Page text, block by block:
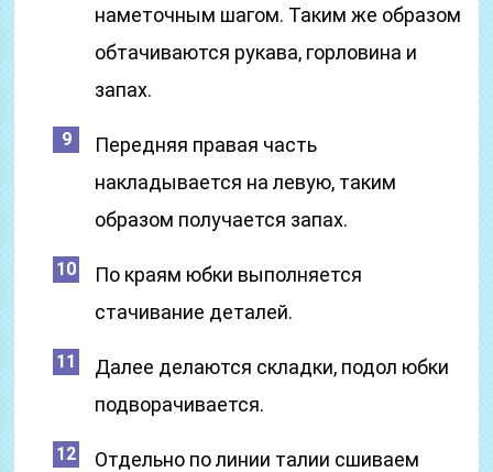
наметочным шагом. Таким же образом
обтачиваются рукава, горловина и
запах.
Передняя правая часть
накладывается на левую, таким
образом получается запах.
По краям юбки выполняется
стачивание деталей.
Далее делаются складки, подол юбки
подворачивается.
Отдельно по линии талии сшиваем